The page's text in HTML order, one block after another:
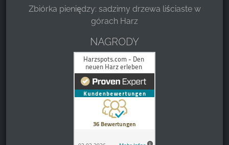
Zbiórka pieniędzy: sadzimy drzewa liściaste w
górach Harz
NAGRODY